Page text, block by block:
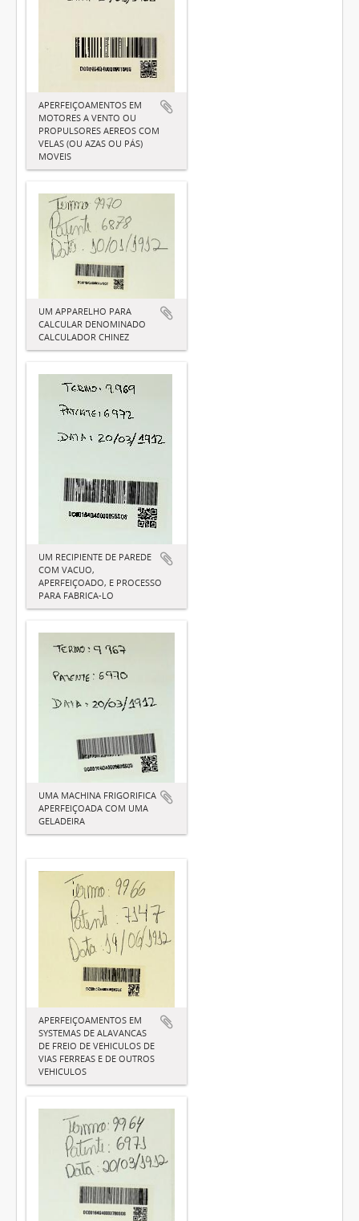
APERFEIÇOAMENTOS EM
MOTORES A VENTO OU
PROPULSORES AEREOS COM
VELAS (OU AZAS OU PÁS)
MOVEIS
UM APPARELHO PARA
CALCULAR DENOMINADO
CALCULADOR CHINEZ
UM RECIPIENTE DE PAREDE
COM VACUO,
APERFEIÇOADO, E PROCESSO
PARA FABRICA-LO
UMA MACHINA FRIGORIFICA
APERFEIÇOADA COM UMA
GELADEIRA
APERFEIÇOAMENTOS EM
SYSTEMAS DE ALAVANCAS
DE FREIO DE VEHICULOS DE
VIAS FERREAS E DE OUTROS
VEHICULOS